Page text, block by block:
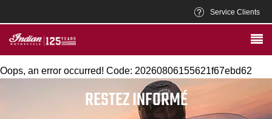
Service Clients
Oops, an error occurred! Code: 20260806155621f67ebd62
RESTEZ INFORMÉ